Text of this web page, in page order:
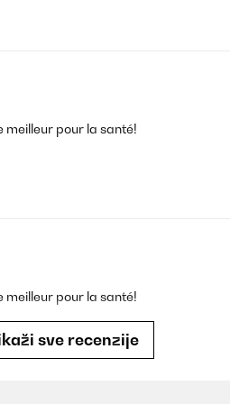
meilleur pour la santé!
meilleur pour la santé!
sve recenzije